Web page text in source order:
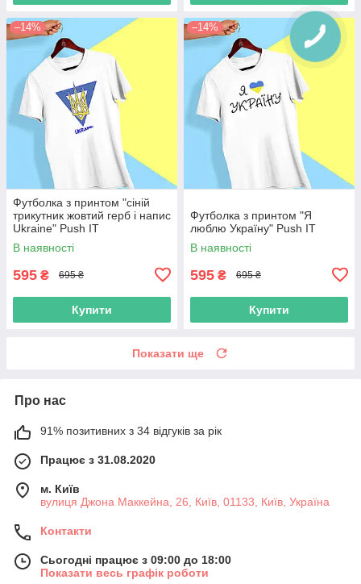
–14%
Футболка з принтом "сіній
трикутник жовтий герб і напис
Ukraine" Push IT
В наявності
595 ₴ 695 ₴
Купити
–14%
Футболка з принтом "Я
люблю Україну" Push IT
В наявності
595 ₴ 695 ₴
Купити
Показати ще
Про нас
91% позитивних з 34 відгуків за рік
Працює з 31.08.2020
м. Київ
вулиця Джона Маккейна, 26, Київ, 01133, Київ, Україна
Контакти
Сьогодні працює з 09:00 до 18:00
Показати весь графік роботи